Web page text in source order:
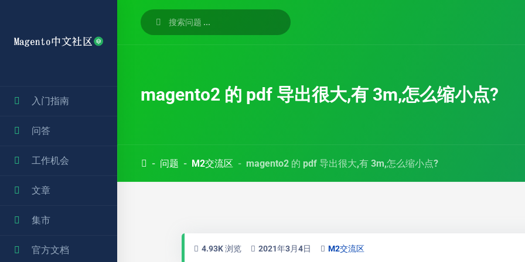
入门指南
问答
工作机会
文章
集市
官方文档
magento2 的 pdf 导出很大,有 3m,怎么缩小点?
问题 M2交流区 magento2 的 pdf 导出很大,有 3m,怎么缩小点?
4.93K 浏览 2021年3月4日 M2交流区